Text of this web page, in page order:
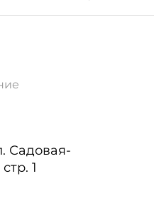
Садовая-
1